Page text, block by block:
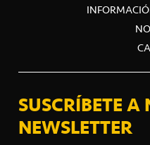
SUSCRÍBETE A
NEWSLETTER